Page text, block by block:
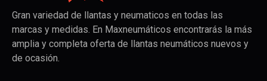
Gran variedad de llantas y neumaticos en todas las
marcas y medidas. En Maxneumáticos encontrarás la más
amplia y completa oferta de llantas neumáticos nuevos y
de ocasión.